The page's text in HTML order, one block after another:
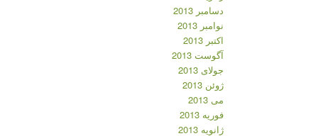
دسامبر 2013
نوامبر 2013
اکتبر 2013
آگوست 2013
جولای 2013
ژوئن 2013
می 2013
فوریه 2013
ژانویه 2013